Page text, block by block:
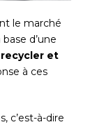
le marché
d’une
et
à ces
c’est-à-dire